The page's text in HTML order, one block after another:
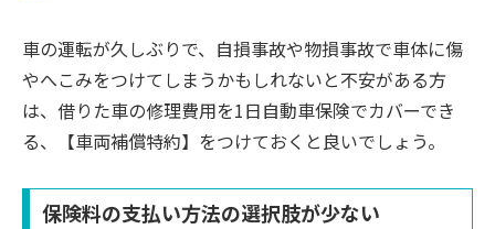
車の運転が久しぶりで、自損事故や物損事故で車体に傷
やへこみをつけてしまうかもしれないと不安がある方
は、借りた車の修理費用を1日自動車保険でカバーでき
る、【車両補償特約】をつけておくと良いでしょう。
保険料の支払い方法の選択肢が少ない